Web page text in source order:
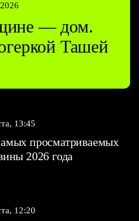
— дом.
Ташей
13:45
просматриваемых
2026 года
12:20